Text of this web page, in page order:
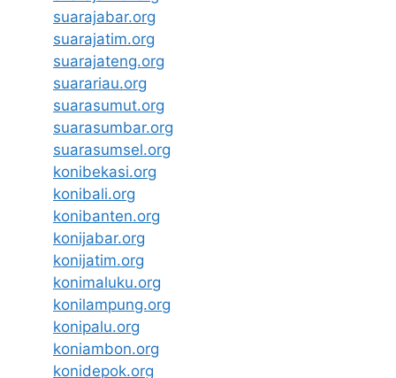
suarajabar.org
suarajatim.org
suarajateng.org
suarariau.org
suarasumut.org
suarasumbar.org
suarasumsel.org
konibekasi.org
konibali.org
konibanten.org
konijabar.org
konijatim.org
konimaluku.org
konilampung.org
konipalu.org
koniambon.org
konidepok.org